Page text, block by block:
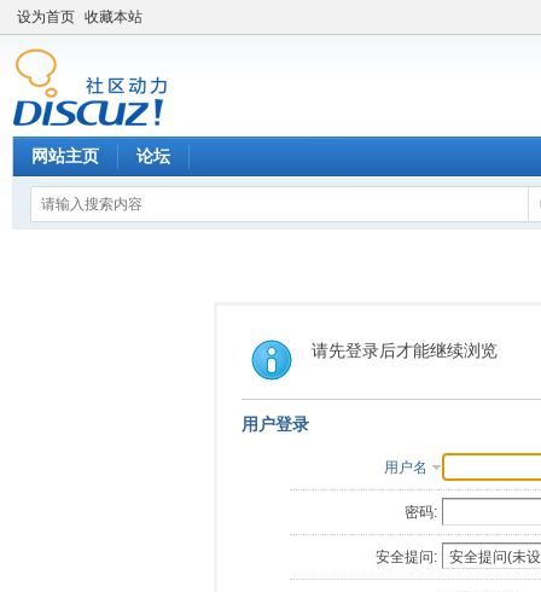
设为首页 收藏本站
网站主页 论坛
请先登录后才能继续浏览
用户登录
用户名
密码:
安全提问: